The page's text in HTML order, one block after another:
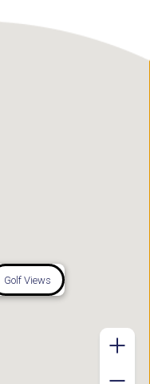
Golf Views